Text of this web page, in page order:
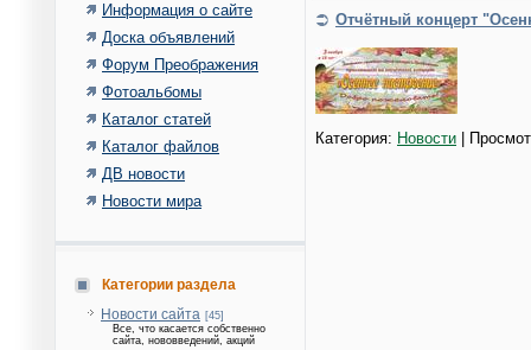
Информация о сайте
Доска объявлений
Форум Преображения
Фотоальбомы
Каталог статей
Каталог файлов
ДВ новости
Новости мира
Категории раздела
Новости сайта [45]
Все, что касается собственно
сайта, нововведений, акций
Отчётный концерт
Категория: Новости |